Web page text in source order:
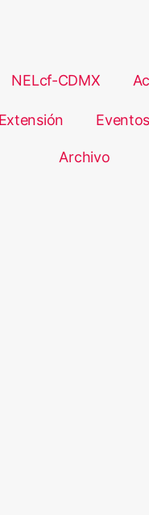
NELcf-CDMX
Eventos
Archivo